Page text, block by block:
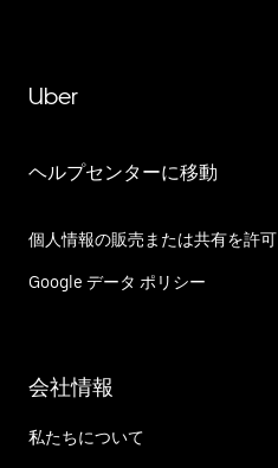
Uber
ヘルプセンターに移動
個人情報の販売または共有を許
Google データ ポリシー
会社情報
私たちについて